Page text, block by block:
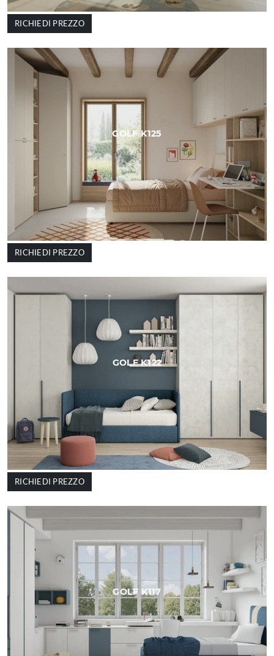
RICHIEDI PREZZO
GOLF K125
RICHIEDI PREZZO
GOLF K122
RICHIEDI PREZZO
GOLF K117